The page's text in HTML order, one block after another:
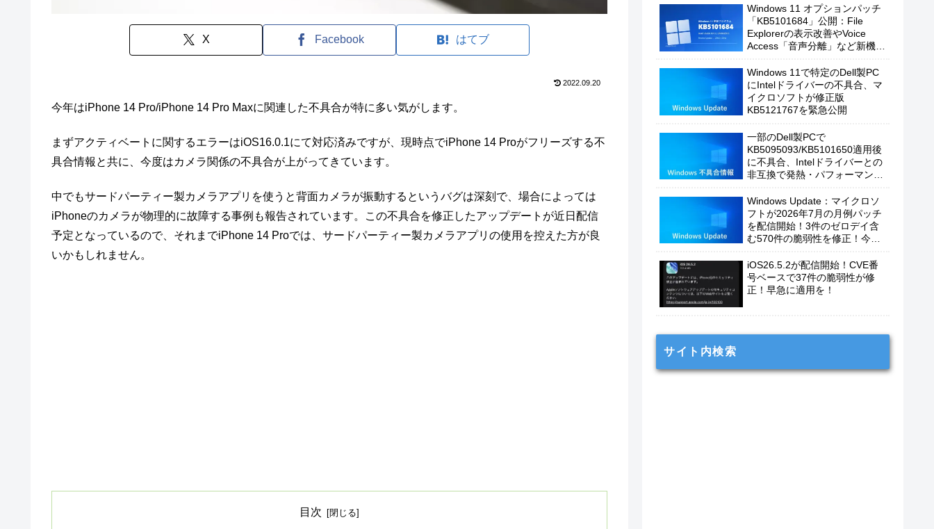
X Facebook はてブ
2022.09.20
今年はiPhone 14 Pro/iPhone 14 Pro Maxに関連した不具合が特に多い気がします。
まずアクティベートに関するエラーはiOS16.0.1にて対応済みですが、現時点でiPhone 14 Proがフリーズする不
具合情報と共に、今度はカメラ関係の不具合が上がってきています。
中でもサードパーティー製カメラアプリを使うと背面カメラが振動するというバグは深刻で、場合によっては
iPhoneのカメラが物理的に故障する事例も報告されています。この不具合を修正したアップデートが近日配信
予定となっているので、それまでiPhone 14 Proでは、サードパーティー製カメラアプリの使用を控えた方が良
いかもしれません。
目次
Windows 11 オプションパッチ
「KB5101684」公開：File
Explorerの表示改善やVoice
Access「音声分離」など新機能
Windows 11で特定のDell製PC
にIntelドライバーの不具合、マ
イクロソフトが修正版
KB5121767を緊急公開
一部のDell製PCで
KB5095093/KB5101650適用後
に不具合、Intelドライバーとの
非互換で発熱・パフォーマンス
Windows Update：マイクロソ
フトが2026年7月の月例パッチ
を配信開始！3件のゼロデイ含
む570件の脆弱性を修正！今す
iOS26.5.2が配信開始！CVE番
号ベースで37件の脆弱性が修
正！早急に適用を！
サイト内検索